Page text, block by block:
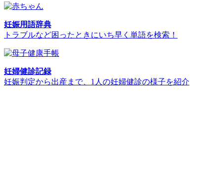
妊娠用語辞典
トラブルなど困ったときにいち早く単語を検索！
妊婦健診記録
妊娠判定から出産まで、1人の妊婦健診の様子を紹介